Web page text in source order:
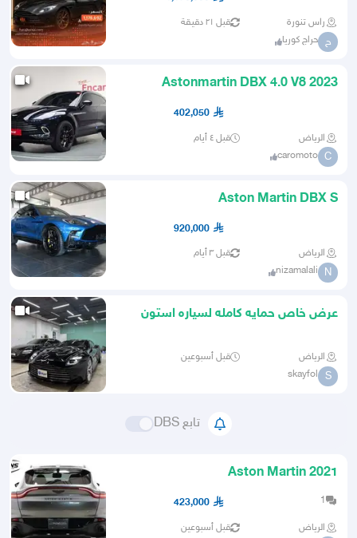
راس تنورة قبل ٢١ دقيقة
ح حراج كوريا
Astonmartin DBX 4.0 V8 2023
402,050
الرياض قبل ٤ أيام
C
caromoto
Aston Martin DBX S
920,000
الرياض قبل ٣ أيام
N
nizamalali
عرض خاص حمايه كامله لسياره استون
الرياض قبل أسبوعين
S
skayfol
تابع DBS
2021 Aston Martin
1
423,000
الرياض قبل أسبوعين